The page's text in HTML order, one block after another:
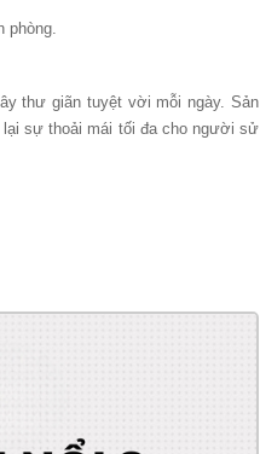
phòng.
thư giãn tuyệt vời mỗi ngày. Sản
lại sự thoải mái tối đa cho người sử